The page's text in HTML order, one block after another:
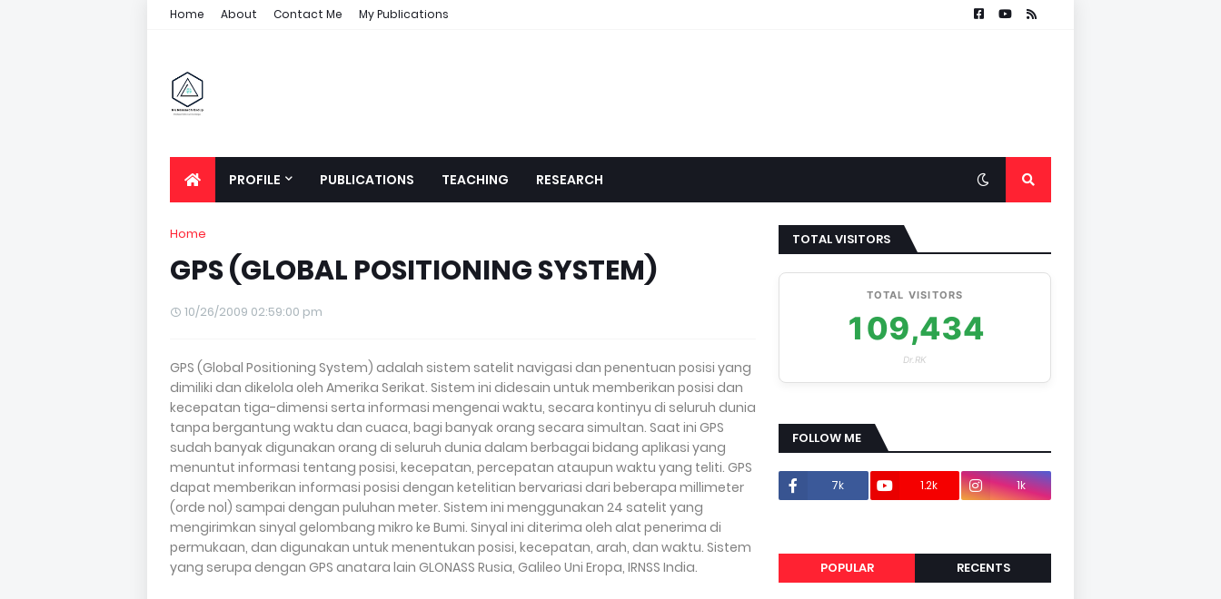
Home About Contact Me My Publications
PROFILE PUBLICATIONS TEACHING RESEARCH
Home
GPS (GLOBAL POSITIONING SYSTEM)
10/26/2009 02:59:00 pm
GPS (Global Positioning System) adalah sistem satelit navigasi dan penentuan posisi yang
dimiliki dan dikelola oleh Amerika Serikat. Sistem ini didesain untuk memberikan posisi dan
kecepatan tiga-dimensi serta informasi mengenai waktu, secara kontinyu di seluruh dunia
tanpa bergantung waktu dan cuaca, bagi banyak orang secara simultan. Saat ini GPS
sudah banyak digunakan orang di seluruh dunia dalam berbagai bidang aplikasi yang
menuntut informasi tentang posisi, kecepatan, percepatan ataupun waktu yang teliti. GPS
dapat memberikan informasi posisi dengan ketelitian bervariasi dari beberapa millimeter
(orde nol) sampai dengan puluhan meter. Sistem ini menggunakan 24 satelit yang
mengirimkan sinyal gelombang mikro ke Bumi. Sinyal ini diterima oleh alat penerima di
permukaan, dan digunakan untuk menentukan posisi, kecepatan, arah, dan waktu. Sistem
yang serupa dengan GPS anatara lain GLONASS Rusia, Galileo Uni Eropa, IRNSS India.
TOTAL VISITORS
TOTAL VISITORS
109,434
Dr.RK
FOLLOW ME
7k 1.2k
1k
POPULAR RECENTS